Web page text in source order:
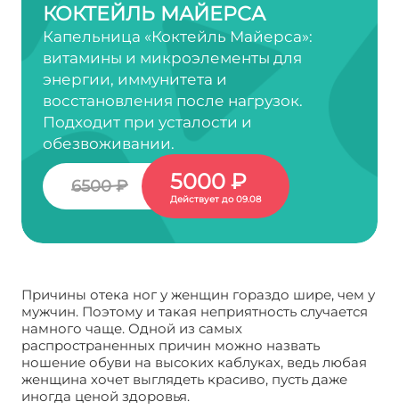
КОКТЕЙЛЬ МАЙЕРСА
Капельница «Коктейль Майерса»:
витамины и микроэлементы для
энергии, иммунитета и
восстановления после нагрузок.
Подходит при усталости и
обезвоживании.
6500 ₽ 5000 ₽
Действует до 09.08
Причины отека ног у женщин гораздо шире, чем у
мужчин. Поэтому и такая неприятность случается
намного чаще. Одной из самых
распространенных причин можно назвать
ношение обуви на высоких каблуках, ведь любая
женщина хочет выглядеть красиво, пусть даже
иногда ценой здоровья.